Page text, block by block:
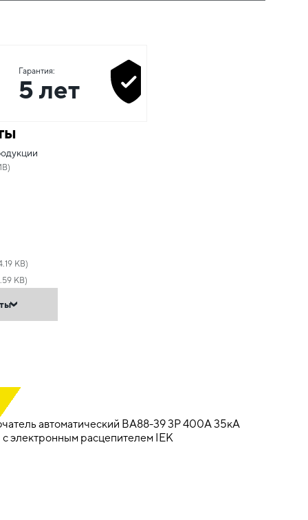
Гарантия:
5 лет
KB)
KB)